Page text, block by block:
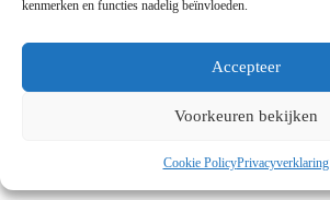
kenmerken en functies nadelig beïnvloeden.
Accepteer
Voorkeuren bekijken
Cookie PolicyPrivacyverklaring
EN 455 (1)